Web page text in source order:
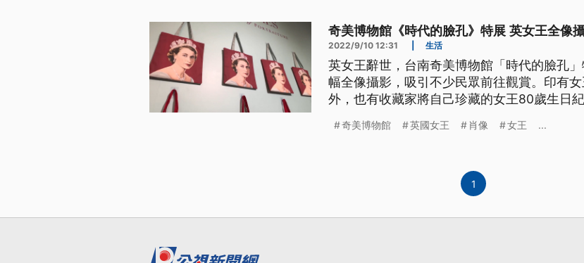
奇美博物館《時代的臉孔》特展 英女王全像
2022/9/10 12:31 生活
英女王辭世，台南奇美博物館「時代的臉孔
幅全像攝影，吸引不少民眾前往觀賞。印有
外，也有收藏家將自己珍藏的女王80歲生日
奇美博物館 英國女王 肖像 女王 ...
1